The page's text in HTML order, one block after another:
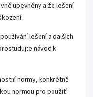
upevněny a že lešení
lešení a dalších
návod k
normy, konkrétně
normou pro použití